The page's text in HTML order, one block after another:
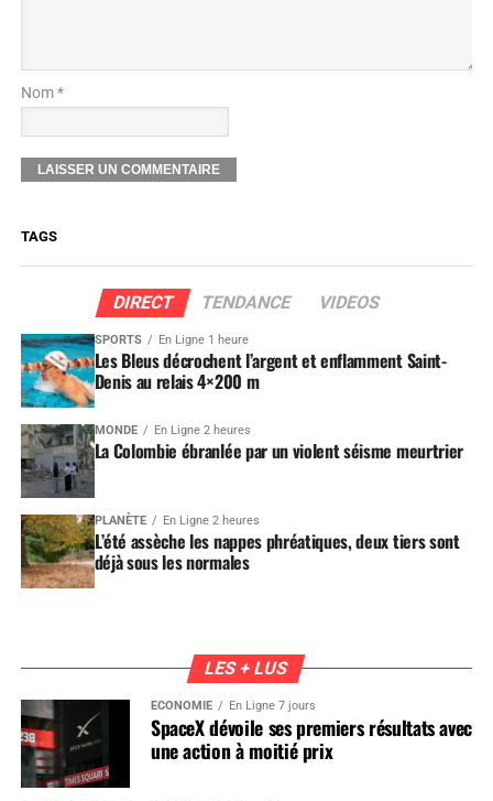
Nom *
TAGS
DIRECT TENDANCE VIDEOS
SPORTS En Ligne 1 heure
Les Bleus décrochent l’argent et enflamment Saint-
Denis au relais 4×200 m
MONDE En Ligne 2 heures
La Colombie ébranlée par un violent séisme meurtrier
PLANÈTE En Ligne 2 heures
L’été assèche les nappes phréatiques, deux tiers sont
déjà sous les normales
LES + LUS
ÉCONOMIE En Ligne 7 jours
SpaceX dévoile ses premiers résultats avec
une action à moitié prix